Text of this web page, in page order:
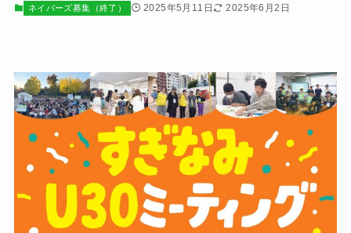
ネイバーズ募集（終了） 2025年5月11日 2025年6月2日